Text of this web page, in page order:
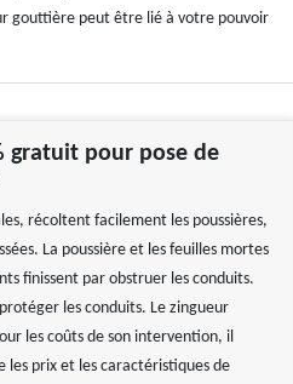
gouttière peut être lié à votre pouvoir
gratuit pour pose de
récoltent facilement les poussières,
La poussière et les feuilles mortes
finissent par obstruer les conduits.
les conduits. Le zingueur
les coûts de son intervention, il
les prix et les caractéristiques de